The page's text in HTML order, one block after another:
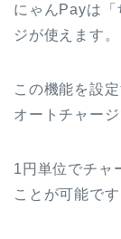
にゃんPayは「
ジが使えます。
この機能を設
オートチャージ
1円単位でチャ
ことが可能です